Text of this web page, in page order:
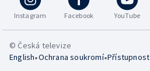
Instagram Facebook YouTube
© Česká televize
English•Ochrana soukromí•Přístupnost